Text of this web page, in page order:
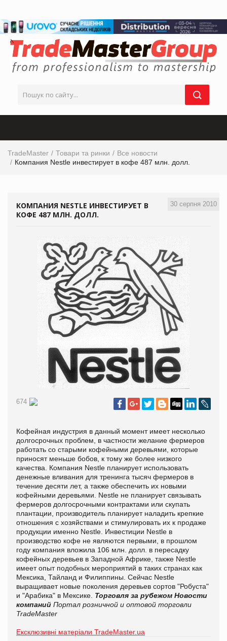
TradeMaster Товари та ринки
Все новости
Компания Nestle инвестирует в кофе 487 млн. долл.
30 серпня 2010
КОМПАНИЯ NESTLE ИНВЕСТИРУЕТ В
КОФЕ 487 МЛН. ДОЛЛ.
674
Кофейная индустрия в данный момент имеет несколько
долгосрочных проблем, в частности желание фермеров
работать со старыми кофейными деревьями, которые
приносят меньше бобов, к тому же более низкого
качества. Компания Nestle планирует использовать
денежные вливания для тренинга тысяч фермеров в
течение десяти лет, а также обеспечить их новыми
кофейными деревьями. Nestle не планирует связывать
фермеров долгосрочными контрактами или скупать
плантации, производитель планирует наладить крепкие
отношения с хозяйствами и стимулировать их к продаже
продукции именно Nestle. Инвестиции Nestle в
производство кофе не являются первыми, в прошлом
году компания вложила 106 млн. долл. в пересадку
кофейных деревьев в Западной Африке, также Nestle
имеет опыт подобных мероприятий в таких странах как
Мексика, Тайланд и Филиппины. Сейчас Nestle
выращивает новые поколения деревьев сортов "Робуста"
и "Арабика" в Мексике. Торговля за рубежом Новости
компаний Портал розничной и оптовой торговли
TradeMaster
Ексклюзивні матеріали TradeMaster.ua